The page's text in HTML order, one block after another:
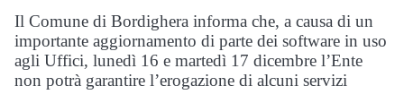
Il Comune di Bordighera informa che, a causa di un
importante aggiornamento di parte dei software in uso
agli Uffici, lunedì 16 e martedì 17 dicembre l’Ente
non potrà garantire l’erogazione di alcuni servizi